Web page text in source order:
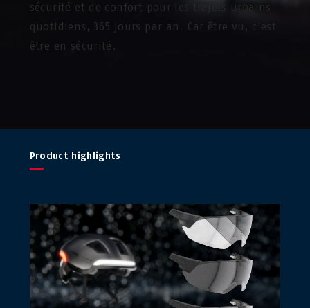
sécurité et de confort pour les trajets urbains
quotidiens, 365 jours par an. Car être vu, c'est
être en sécurité.
Product highlights